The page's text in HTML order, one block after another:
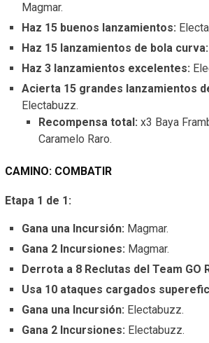
Magmar.
Haz 15 buenos lanzamientos:
Haz 15 lanzamientos de bola curva:
Haz 3 lanzamientos excelentes:
Acierta 15 grandes lanzamientos
Electabuzz.
Recompensa total: x3 Baya
Caramelo Raro.
CAMINO: COMBATIR
Etapa 1 de 1:
Gana una Incursión: Magmar.
Gana 2 Incursiones: Magmar.
Derrota a 8 Reclutas del Team GO
Usa 10 ataques cargados
Gana una Incursión: Electabuzz.
Gana 2 Incursiones: Electabuzz.